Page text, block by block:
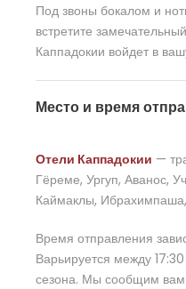
Под звоны бокалом и
встретите
Каппадокии войдет в
Место и время
Отели Каппадокии —
Гёреме, Ургуп, Аванос,
Каймаклы,
Время отправления
Варьируется между
сезона. Мы сообщим вам